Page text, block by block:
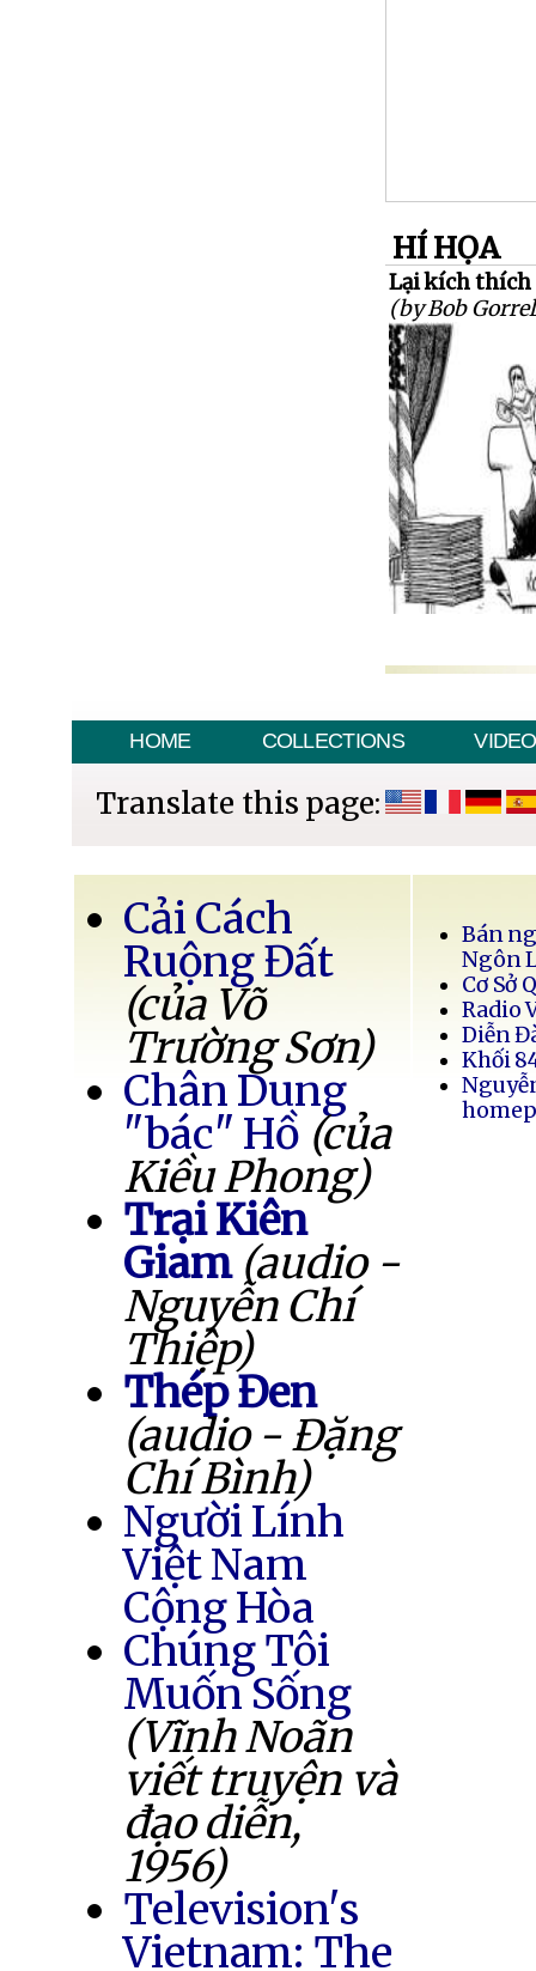
HÍ HỌA
Lại kích thích
(by Bob
HOME COLLECTIONS VIDEO
Translate this page:
Cải Cách
Ruộng Đất
(của Võ
Trường Sơn)
Chân Dung
"bác" Hồ (của
Kiều Phong)
Trại Kiên
Giam (audio -
Nguyễn Chí
Thiệp)
Thép Đen
(audio - Đặng
Chí Bình)
Người Lính
Việt Nam
Cộng Hòa
Chúng Tôi
Muốn Sống
(Vĩnh Noãn
viết truyện và
đạo diễn,
1956)
Television's
Vietnam: The
Bán
Ngôn
Cơ Sở
Radio
Diễn
Khối